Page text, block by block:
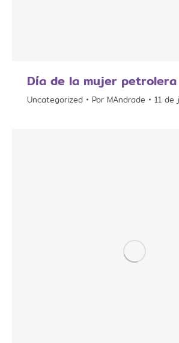
Día de la mujer petrolera
Uncategorized Por MAndrade 11 de